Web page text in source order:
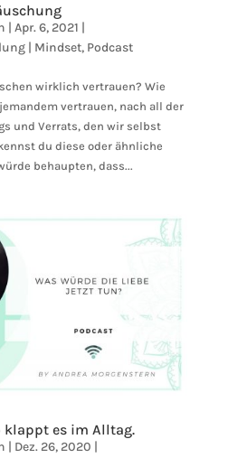
| Apr. 6, 2021 |
| Mindset, Podcast
wirklich vertrauen? Wie
vertrauen, nach all der
und Verrats, den wir selbst
du diese oder ähnliche
behaupten, dass...
klappt es im Alltag.
| Dez. 26, 2020 |